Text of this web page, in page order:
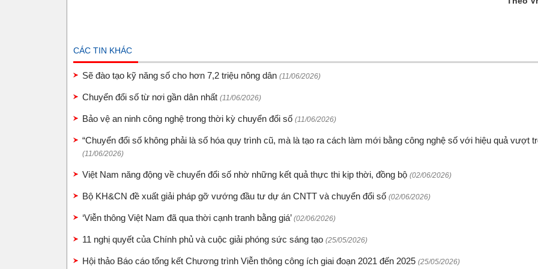
CÁC TIN KHÁC
Sẽ đào tạo kỹ năng số cho hơn 7,2 triệu nông dân (11/06/2026)
Chuyển đổi số từ nơi gần dân nhất (11/06/2026)
Bảo vệ an ninh công nghệ trong thời kỳ chuyển đổi số (11/06/2026)
“Chuyển đổi số không phải là số hóa quy trình cũ, mà là tạo ra cách làm mới bằng công nghệ số với hiệu quả vượt
(11/06/2026)
Việt Nam năng động về chuyển đổi số nhờ những kết quả thực thi kịp thời, đồng bộ (02/06/2026)
Bộ KH&CN đề xuất giải pháp gỡ vướng đầu tư dự án CNTT và chuyển đổi số (02/06/2026)
‘Viễn thông Việt Nam đã qua thời cạnh tranh bằng giá’ (02/06/2026)
11 nghị quyết của Chính phủ và cuộc giải phóng sức sáng tạo (25/05/2026)
Hội thảo Báo cáo tổng kết Chương trình Viễn thông công ích giai đoạn 2021 đến 2025 (25/05/2026)